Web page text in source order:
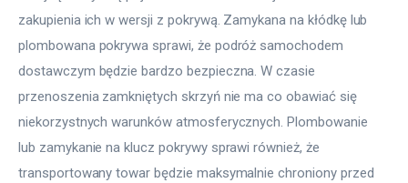
zakupienia ich w wersji z pokrywą. Zamykana na kłódkę lub
plombowana pokrywa sprawi, że podróż samochodem
dostawczym będzie bardzo bezpieczna. W czasie
przenoszenia zamkniętych skrzyń nie ma co obawiać się
niekorzystnych warunków atmosferycznych. Plombowanie
lub zamykanie na klucz pokrywy sprawi również, że
transportowany towar będzie maksymalnie chroniony przed